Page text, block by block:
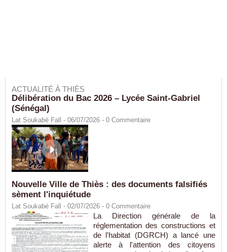
ACTUALITÉ À THIÈS
Délibération du Bac 2026 – Lycée Saint-Gabriel
(Sénégal)
Lat Soukabé Fall - 06/07/2026 - 0 Commentaire
Nouvelle Ville de Thiès : des documents falsifiés
sèment l'inquiétude
Lat Soukabé Fall - 02/07/2026 - 0 Commentaire
La Direction générale de la
réglementation des constructions et
de l'habitat (DGRCH) a lancé une
alerte à l'attention des citoyens